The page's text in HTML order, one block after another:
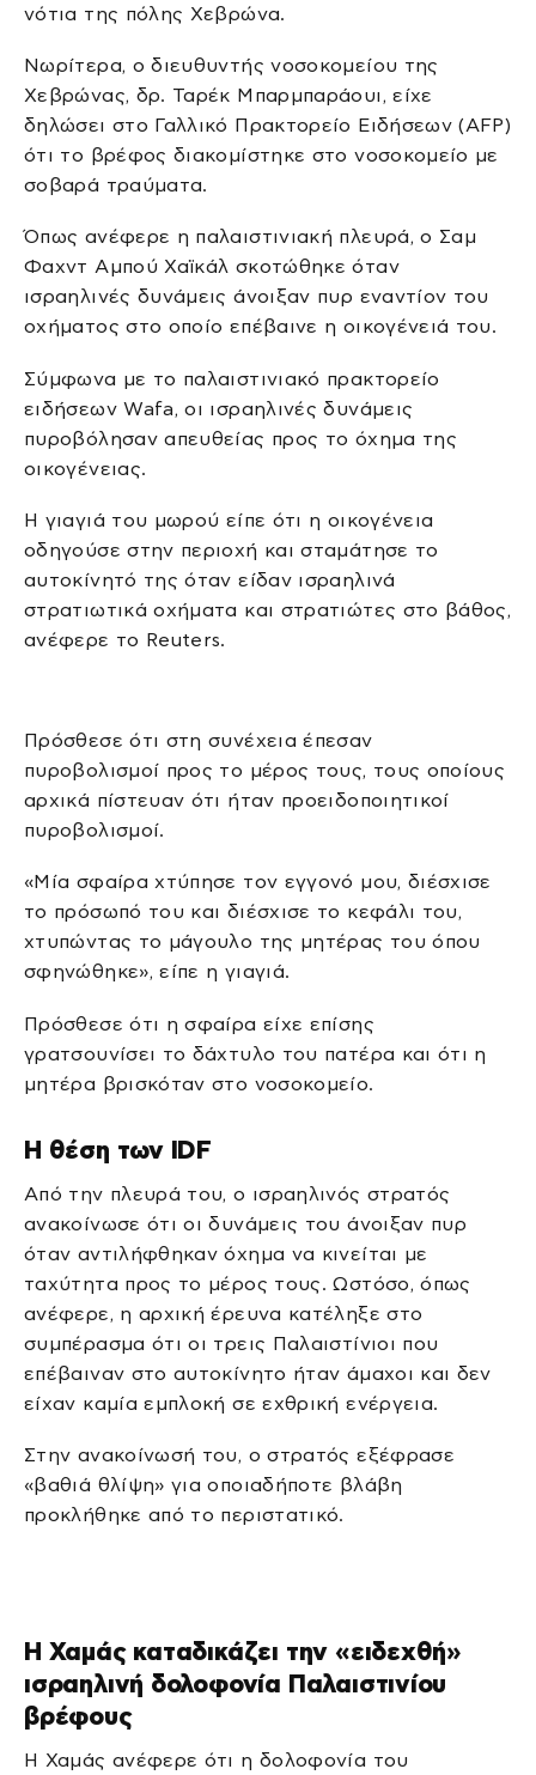
νότια της πόλης Χεβρώνα.
Νωρίτερα, ο διευθυντής νοσοκομείου της
Χεβρώνας, δρ. Ταρέκ Μπαρμπαράουι, είχε
δηλώσει στο Γαλλικό Πρακτορείο Ειδήσεων (AFP)
ότι το βρέφος διακομίστηκε στο νοσοκομείο με
σοβαρά τραύματα.
Όπως ανέφερε η παλαιστινιακή πλευρά, ο Σαμ
Φαχντ Αμπού Χαϊκάλ σκοτώθηκε όταν
ισραηλινές δυνάμεις άνοιξαν πυρ εναντίον του
οχήματος στο οποίο επέβαινε η οικογένειά του.
Σύμφωνα με το παλαιστινιακό πρακτορείο
ειδήσεων Wafa, οι ισραηλινές δυνάμεις
πυροβόλησαν απευθείας προς το όχημα της
οικογένειας.
Η γιαγιά του μωρού είπε ότι η οικογένεια
οδηγούσε στην περιοχή και σταμάτησε το
αυτοκίνητό της όταν είδαν ισραηλινά
στρατιωτικά οχήματα και στρατιώτες στο βάθος,
ανέφερε το Reuters.
Πρόσθεσε ότι στη συνέχεια έπεσαν
πυροβολισμοί προς το μέρος τους, τους οποίους
αρχικά πίστευαν ότι ήταν προειδοποιητικοί
πυροβολισμοί.
«Μία σφαίρα χτύπησε τον εγγονό μου, διέσχισε
το πρόσωπό του και διέσχισε το κεφάλι του,
χτυπώντας το μάγουλο της μητέρας του όπου
σφηνώθηκε», είπε η γιαγιά.
Πρόσθεσε ότι η σφαίρα είχε επίσης
γρατσουνίσει το δάχτυλο του πατέρα και ότι η
μητέρα βρισκόταν στο νοσοκομείο.
Η θέση των IDF
Από την πλευρά του, ο ισραηλινός στρατός
ανακοίνωσε ότι οι δυνάμεις του άνοιξαν πυρ
όταν αντιλήφθηκαν όχημα να κινείται με
ταχύτητα προς το μέρος τους. Ωστόσο, όπως
ανέφερε, η αρχική έρευνα κατέληξε στο
συμπέρασμα ότι οι τρεις Παλαιστίνιοι που
επέβαιναν στο αυτοκίνητο ήταν άμαχοι και δεν
είχαν καμία εμπλοκή σε εχθρική ενέργεια.
Στην ανακοίνωσή του, ο στρατός εξέφρασε
«βαθιά θλίψη» για οποιαδήποτε βλάβη
προκλήθηκε από το περιστατικό.
Η Χαμάς καταδικάζει την «ειδεχθή»
ισραηλινή δολοφονία Παλαιστινίου
βρέφους
Η Χαμάς ανέφερε ότι η δολοφονία του